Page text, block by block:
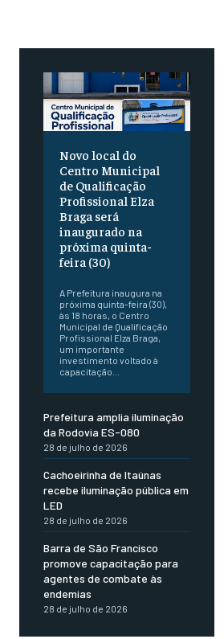
Novo local do
Centro Municipal
de Qualificação
Profissional Elza
Braga será
inaugurado na
próxima quinta-
feira (30)
A Prefeitura inaugura na
próxima quinta-feira (30),
às 18 horas, o Centro
Municipal de Qualificação
Profissional Elza Braga,
um importante
investimento voltado à
capacitação...
Prefeitura amplia iluminação
da Rodovia ES-080
28 de julho de 2026
Cachoeirinha de Itaúnas
recebe iluminação pública em
LED
28 de julho de 2026
Barra de São Francisco
promove capacitação para
agentes de combate às
endemias
28 de julho de 2026